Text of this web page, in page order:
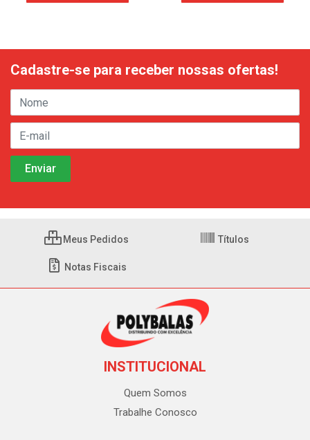
Cadastre-se para receber nossas ofertas!
Meus Pedidos Títulos
Notas Fiscais
INSTITUCIONAL
Quem Somos
Trabalhe Conosco